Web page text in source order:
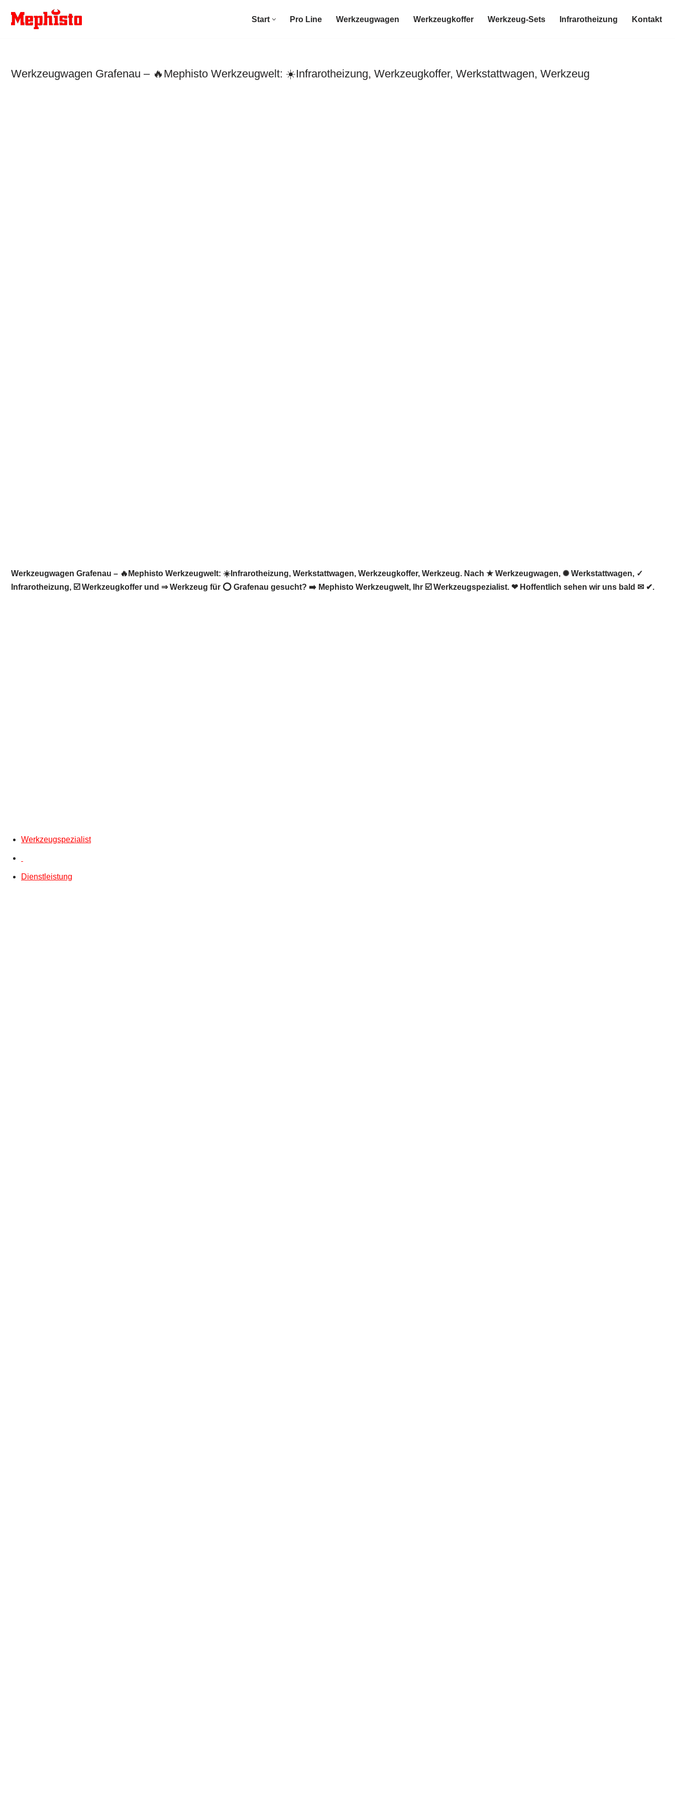
Zum
Start Pro Line Werkzeugwagen Werkzeugkoffer Werkzeug-Sets Infrarotheizung Kontakt
Werkzeugwagen Grafenau – 🔥Mephisto Werkzeugwelt: ☀️Infrarotheizung, Werkzeugkoffer, Werkstattwagen, Werkzeug
Werkzeugwagen Grafenau – 🔥Mephisto Werkzeugwelt: ☀️Infrarotheizung, Werkstattwagen, Werkzeugkoffer, Werkzeug. Nach ★ Werkzeugwagen, ✺ Werkstattwagen, ✓
Infrarotheizung, ☑️ Werkzeugkoffer und ⇒ Werkzeug für ⭕ Grafenau gesucht? ➡️ Mephisto Werkzeugwelt, Ihr ☑️ Werkzeugspezialist. ❤ Hoffentlich sehen wir uns bald ✉ ✔.
Werkzeugspezialist
Dienstleistung